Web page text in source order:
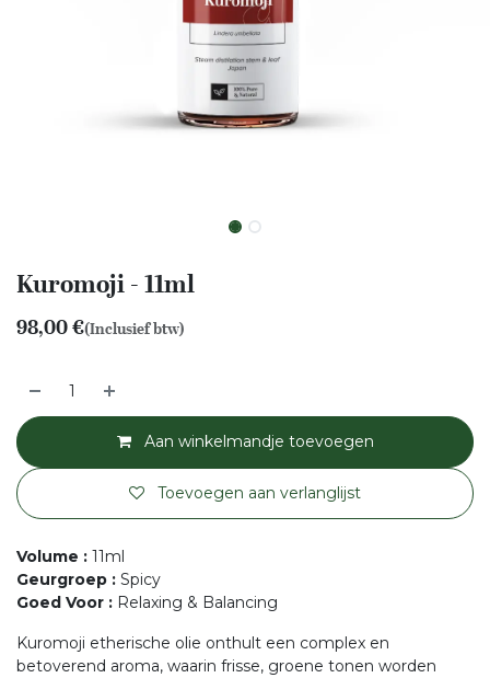
Kuromoji - 11ml
98,00€(Inclusief btw)
Aan winkelmandje toevoegen
Toevoegen aan verlanglijst
Volume : 11ml
Geurgroep : Spicy
Goed Voor : Relaxing & Balancing
Kuromoji etherische olie onthult een complex en
betoverend aroma, waarin frisse, groene tonen worden